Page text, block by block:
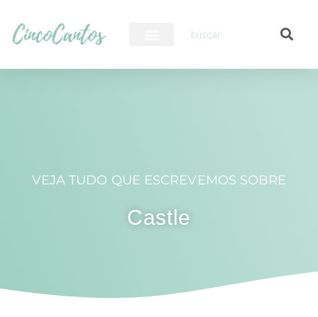
VEJA TUDO QUE ESCREVEMOS SOBRE
Castle